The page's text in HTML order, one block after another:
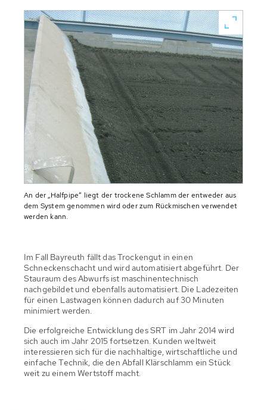
An der „Halfpipe“ liegt der trockene Schlamm der entweder aus
dem System genommen wird oder zum Rückmischen verwendet
werden kann.
Im Fall Bayreuth fällt das Trockengut in einen
Schneckenschacht und wird automatisiert abgeführt. Der
Stauraum des Abwurfs ist maschinentechnisch
nachgebildet und ebenfalls automatisiert. Die Ladezeiten
für einen Lastwagen können dadurch auf 30 Minuten
minimiert werden.
Die erfolgreiche Entwicklung des SRT im Jahr 2014 wird
sich auch im Jahr 2015 fortsetzen. Kunden weltweit
interessieren sich für die nachhaltige, wirtschaftliche und
einfache Technik, die den Abfall Klärschlamm ein Stück
weit zu einem Wertstoff macht.